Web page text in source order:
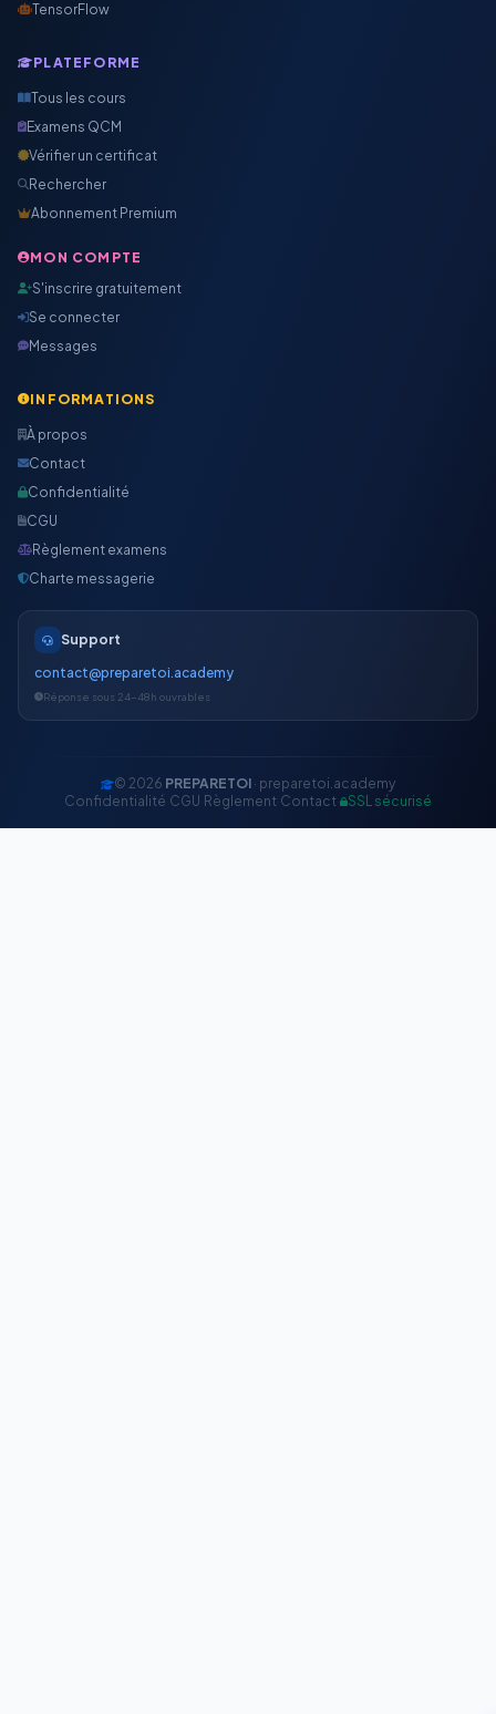
TensorFlow
PLATEFORME
Tous les cours
Examens QCM
Vérifier un certificat
Rechercher
Abonnement Premium
MON COMPTE
S'inscrire gratuitement
Se connecter
Messages
INFORMATIONS
À propos
Contact
Confidentialité
CGU
Règlement examens
Charte messagerie
Support
contact@preparetoi.academy
Réponse sous 24-48h ouvrables
© 2026 PREPARETOI · preparetoi.academy
Confidentialité CGU Règlement Contact SSL sécurisé